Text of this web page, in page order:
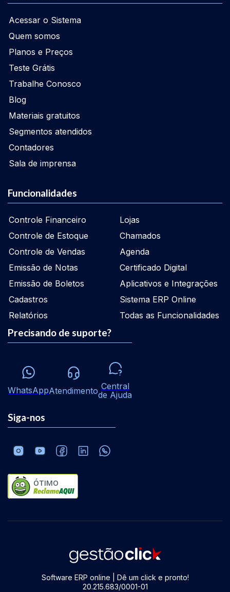
Acessar o Sistema
Quem somos
Planos e Preços
Teste Grátis
Trabalhe Conosco
Blog
Materiais gratuitos
Segmentos atendidos
Contadores
Sala de imprensa
Funcionalidades
Controle Financeiro
Controle de Estoque
Controle de Vendas
Emissão de Notas
Emissão de Boletos
Cadastros
Relatórios
Lojas
Chamados
Agenda
Certificado Digital
Aplicativos e Integrações
Sistema ERP Online
Todas as Funcionalidades
Precisando de suporte?
WhatsAppAtendimento Central
de Ajuda
Siga-nos
ÓTIMO
Software ERP online | Dê um click e pronto!
20.215.683/0001-01